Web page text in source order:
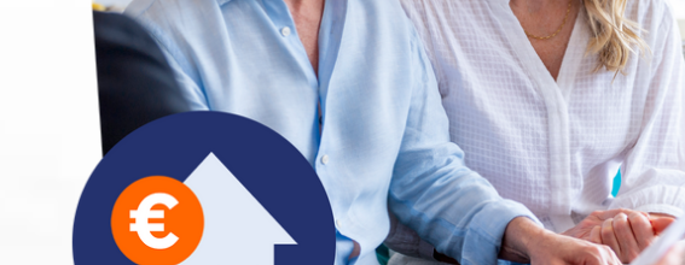
Contact
De waarde van uw woning
Lees de blog van
Redactie Makelaars
van Amsterdam